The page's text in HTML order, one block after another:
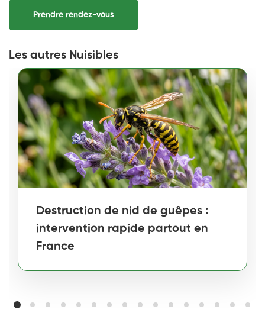
Prendre rendez-vous
Les autres Nuisibles
Destruction de nid de guêpes :
intervention rapide partout en
France